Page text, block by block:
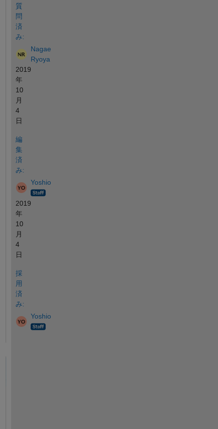
質
問
済
み:
Nagae
Ryoya
2019
年
10
月
4
日
編
集
済
み:
Yoshio
2019
年
10
月
4
日
採
用
済
み:
Yoshio